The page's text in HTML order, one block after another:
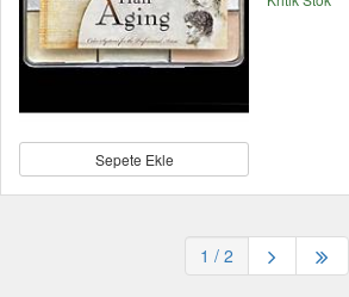
Sepete Ekle
1 / 2